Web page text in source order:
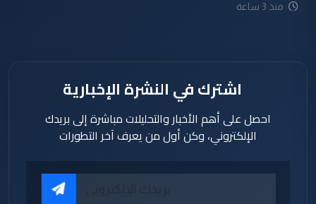
منذ 3 ساعة
اشترك في النشرة الإخبارية
احصل على أهم الأخبار والتحليلات مباشرة إلى بريدك
الإلكتروني، وكن أول من يعرف آخر التطورات